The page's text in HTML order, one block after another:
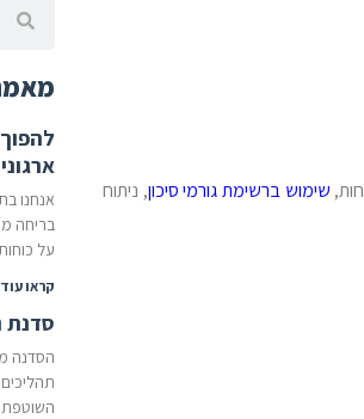
שימוש ברשימת גורמי סיכון, ניתוח
אנחנו
על
קראו
סדנת
הסדנה
השוטפת.